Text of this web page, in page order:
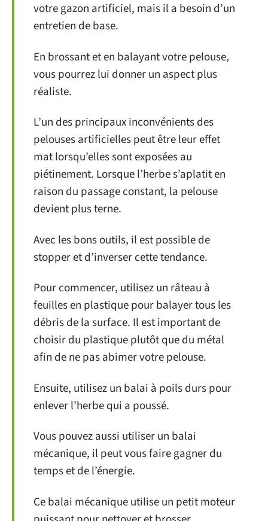
votre gazon artificiel, mais il a besoin d’un
entretien de base.
En brossant et en balayant votre pelouse,
vous pourrez lui donner un aspect plus
réaliste.
L’un des principaux inconvénients des
pelouses artificielles peut être leur effet
mat lorsqu’elles sont exposées au
piétinement. Lorsque l’herbe s’aplatit en
raison du passage constant, la pelouse
devient plus terne.
Avec les bons outils, il est possible de
stopper et d’inverser cette tendance.
Pour commencer, utilisez un râteau à
feuilles en plastique pour balayer tous les
débris de la surface. Il est important de
choisir du plastique plutôt que du métal
afin de ne pas abimer votre pelouse.
Ensuite, utilisez un balai à poils durs pour
enlever l’herbe qui a poussé.
Vous pouvez aussi utiliser un balai
mécanique, il peut vous faire gagner du
temps et de l’énergie.
Ce balai mécanique utilise un petit moteur